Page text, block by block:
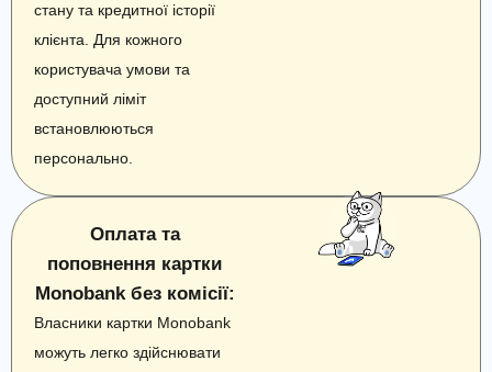
стану та кредитної історії
клієнта. Для кожного
користувача умови та
доступний ліміт
встановлюються
персонально.
Оплата та
поповнення картки
Monobank без комісії:
Власники картки Monobank
можуть легко здійснювати